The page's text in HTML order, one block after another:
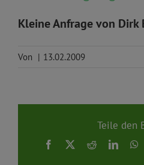
Kleine Anfrage von Dirk
Von | 13.02.2009
Teile den
Facebook
X Reddit